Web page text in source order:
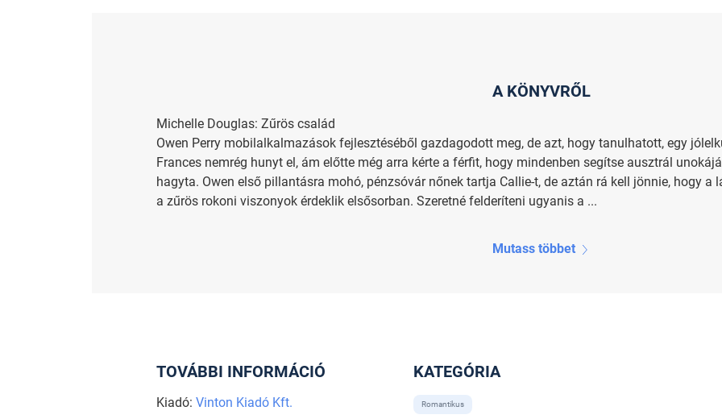
A KÖNYVRŐL
Michelle Douglas: Zűrös család
Owen Perry mobilalkalmazások fejlesztéséből gazdagodott meg, de azt, hogy tanulhatott, egy
Frances nemrég hunyt el, ám előtte még arra kérte a férfit, hogy mindenben segítse ausztrál
hagyta. Owen első pillantásra mohó, pénzsóvár nőnek tartja Callie-t, de aztán rá kell jönnie, hogy a
a zűrös rokoni viszonyok érdeklik elsősorban. Szeretné felderíteni ugyanis a ...
Mutass többet
TOVÁBBI INFORMÁCIÓ
Kiadó: Vinton Kiadó Kft.
KATEGÓRIA
Romantikus